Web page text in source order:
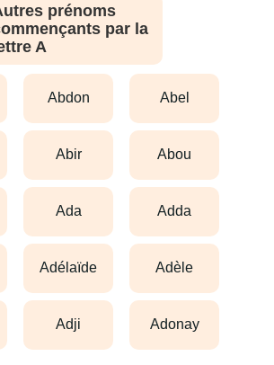
prénoms
par la
A
abdon abel
abir abou
ada adda
adélaïde adèle
adji adonay